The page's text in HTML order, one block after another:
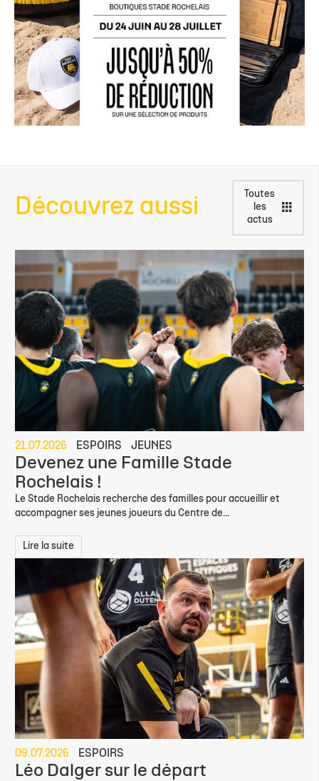
Découvrez aussi
Toutes
les
actus
21.07.2026 ESPOIRS JEUNES
Devenez une Famille Stade
Rochelais !
Le Stade Rochelais recherche des familles pour accueillir et
accompagner ses jeunes joueurs du Centre de...
Lire la suite
09.07.2026 ESPOIRS
Léo Dalger sur le départ